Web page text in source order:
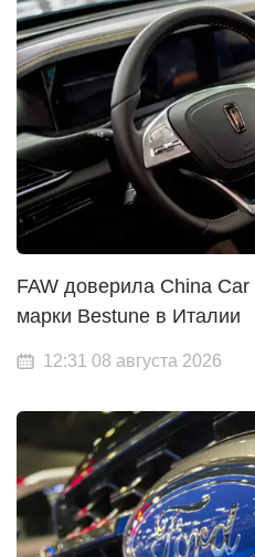
FAW доверила China
марки Bestune в Италии
12:31 08 августа 2026